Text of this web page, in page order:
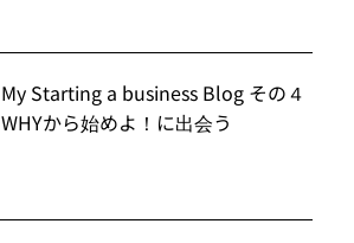
My Starting a business Blog その４
WHYから始めよ！に出会う